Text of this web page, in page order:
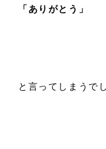
「ありがとう」
と言ってしまうで